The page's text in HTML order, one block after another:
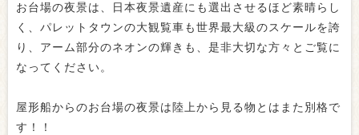
お台場の夜景は、日本夜景遺産にも選出させるほど素晴らし
く、パレットタウンの大観覧車も世界最大級のスケールを誇
り、アーム部分のネオンの輝きも、是非大切な方々とご覧に
なってください。
屋形船からのお台場の夜景は陸上から見る物とはまた別格で
す！！